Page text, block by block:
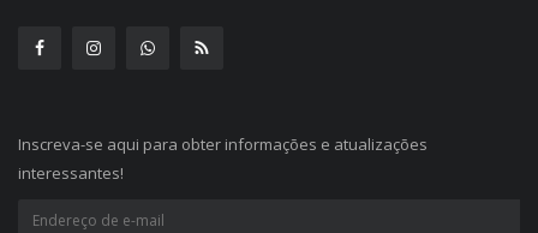
Inscreva-se aqui para obter informações e atualizações
interessantes!